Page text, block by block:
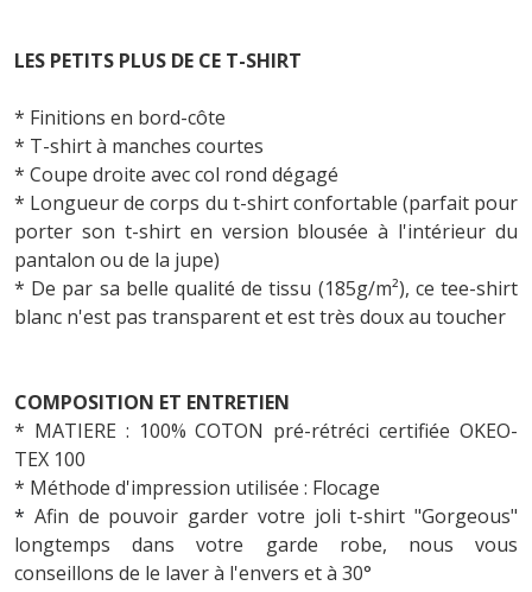
LES PETITS PLUS DE CE T-SHIRT
* Finitions en bord-côte
* T-shirt à manches courtes
* Coupe droite avec col rond dégagé
* Longueur de corps du t-shirt confortable (parfait pour
porter son t-shirt en version blousée à l'intérieur du
pantalon ou de la jupe)
* De par sa belle qualité de tissu (185g/m²), ce tee-shirt
blanc n'est pas transparent et est très doux au toucher
COMPOSITION ET ENTRETIEN
* MATIERE : 100% COTON pré-rétréci certifiée OKEO-
TEX 100
* Méthode d'impression utilisée : Flocage
* Afin de pouvoir garder votre joli t-shirt "Gorgeous"
longtemps dans votre garde robe, nous vous
conseillons de le laver à l'envers et à 30°